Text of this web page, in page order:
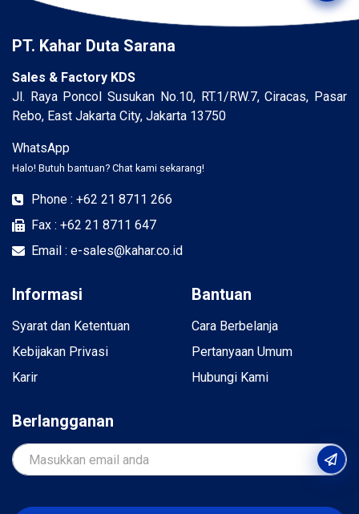
PT. Kahar Duta Sarana
Sales & Factory KDS
Jl. Raya Poncol Susukan No.10, RT.1/RW.7, Ciracas, Pasar
Rebo, East Jakarta City, Jakarta 13750
WhatsApp
Halo! Butuh bantuan? Chat kami sekarang!
Phone : +62 21 8711 266
Fax : +62 21 8711 647
Email : e-sales@kahar.co.id
Informasi
Syarat dan Ketentuan
Kebijakan Privasi
Karir
Bantuan
Cara Berbelanja
Pertanyaan Umum
Hubungi Kami
Berlangganan